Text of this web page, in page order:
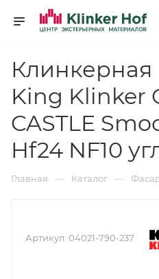
Клинкерная
King Klinker
CASTLE
Hf24 NF10
Главная — Каталог —
Артикул: 04021-790-237